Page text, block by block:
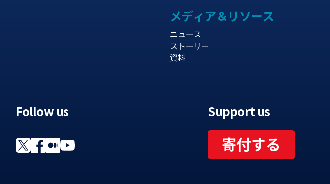
メディア＆リソース
ニュース
ストーリー
資料
Follow us Support us
寄付する